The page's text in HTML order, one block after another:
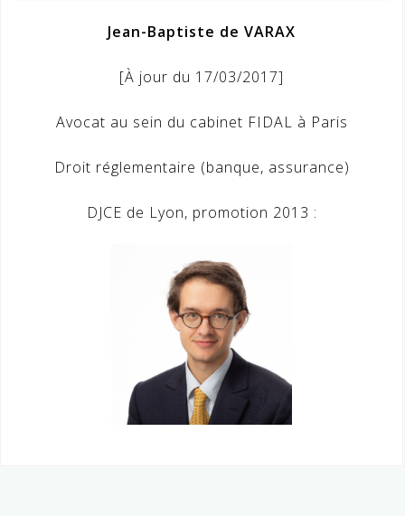
Jean-Baptiste de VARAX
[À jour du 17/03/2017]
Avocat au sein du cabinet FIDAL à Paris
Droit réglementaire (banque, assurance)
DJCE de Lyon, promotion 2013 :